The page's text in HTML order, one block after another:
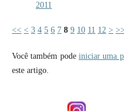
2011
<< < 3 4 5 6 7 8 9 10 11 12 > >>
Você também pode iniciar uma
este artigo.